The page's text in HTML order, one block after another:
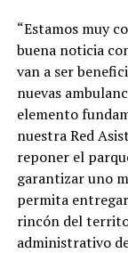
“Estamos muy
buena noticia
van a ser
nuevas
elemento
nuestra Red
reponer el
garantizar uno
permita
rincón del
administrativo